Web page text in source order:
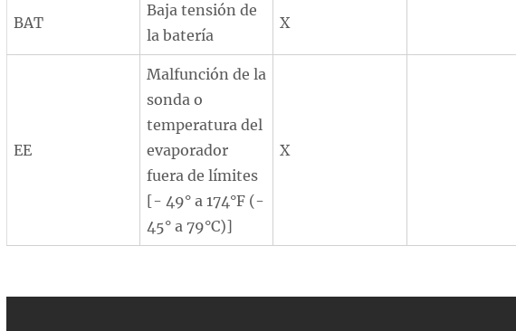
BAT
Baja tensión de
la batería
X
EE
Malfunción de la
sonda o
temperatura del
evaporador
fuera de límites
[- 49° a 174°F (-
45° a 79°C)]
X